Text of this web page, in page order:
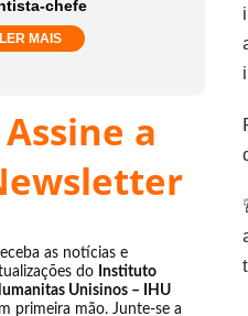
chefe
LER MAIS
Assine a
as notícias e
do Instituto
Unisinos – IHU
primeira mão. Junte-se a